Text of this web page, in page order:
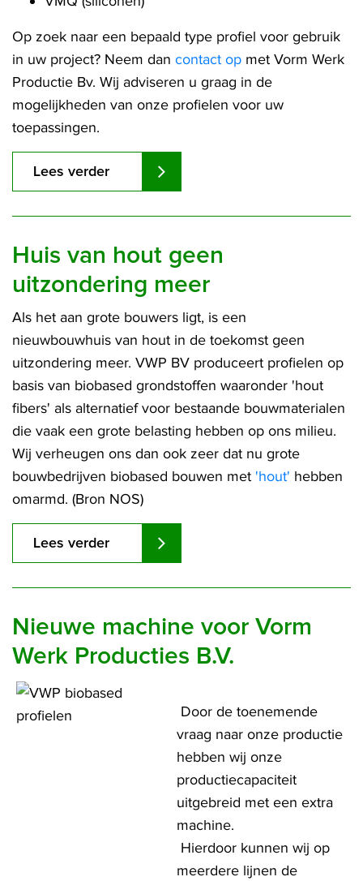
Op zoek naar een bepaald type profiel voor gebruik
in uw project? Neem dan contact op met Vorm Werk
Productie Bv. Wij adviseren u graag in de
mogelijkheden van onze profielen voor uw
toepassingen.
Lees verder
Huis van hout geen
uitzondering meer
Als het aan grote bouwers ligt, is een
nieuwbouwhuis van hout in de toekomst geen
uitzondering meer. VWP BV produceert profielen op
basis van biobased grondstoffen waaronder 'hout
fibers' als alternatief voor bestaande bouwmaterialen
die vaak een grote belasting hebben op ons milieu.
Wij verheugen ons dan ook zeer dat nu grote
bouwbedrijven biobased bouwen met 'hout' hebben
omarmd. (Bron NOS)
Lees verder
Nieuwe machine voor Vorm
Werk Producties B.V.
Door de toenemende
vraag naar onze productie
hebben wij onze
productiecapaciteit
uitgebreid met een extra
machine.
Hierdoor kunnen wij op
meerdere lijnen de